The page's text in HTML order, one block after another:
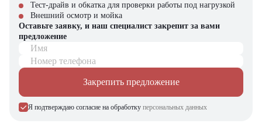
Компания "ЦТО" – официальный дилер техники JAC,
предлагающий новые модели складского оборудования с гарантией.
У нас вы найдете: широкий выбор спецтехники, вилочных
погрузчиков, малой складской техники, навесного оборудования,
запчасти для долгосрочной эксплуатации, профессиональные
консультации по выбору техники.
Тест-драйв и обкатка для проверки работы под нагрузкой
Внешний осмотр и мойка
Оставьте заявку, и наш специалист закрепит за вами
предложение
Имя
Номер телефона
Закрепить предложение
Я подтверждаю согласие на обработку персональных данных